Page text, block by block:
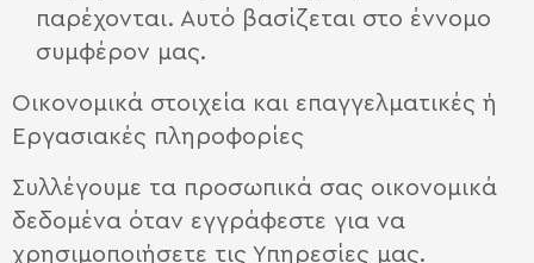
παρέχονται. Αυτό βασίζεται στο έννομο
συμφέρον μας.
Οικονομικά στοιχεία και επαγγελματικές ή
Eργασιακές πληροφορίες
Συλλέγουμε τα προσωπικά σας οικονομικά
δεδομένα όταν εγγράφεστε για να
χρησιμοποιήσετε τις Υπηρεσίες μας.